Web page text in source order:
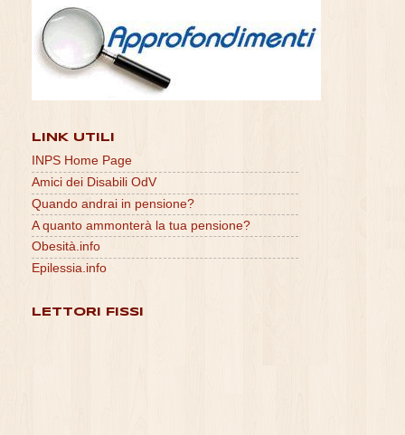
LINK UTILI
INPS Home Page
Amici dei Disabili OdV
Quando andrai in pensione?
A quanto ammonterà la tua pensione?
Obesità.info
Epilessia.info
LETTORI FISSI